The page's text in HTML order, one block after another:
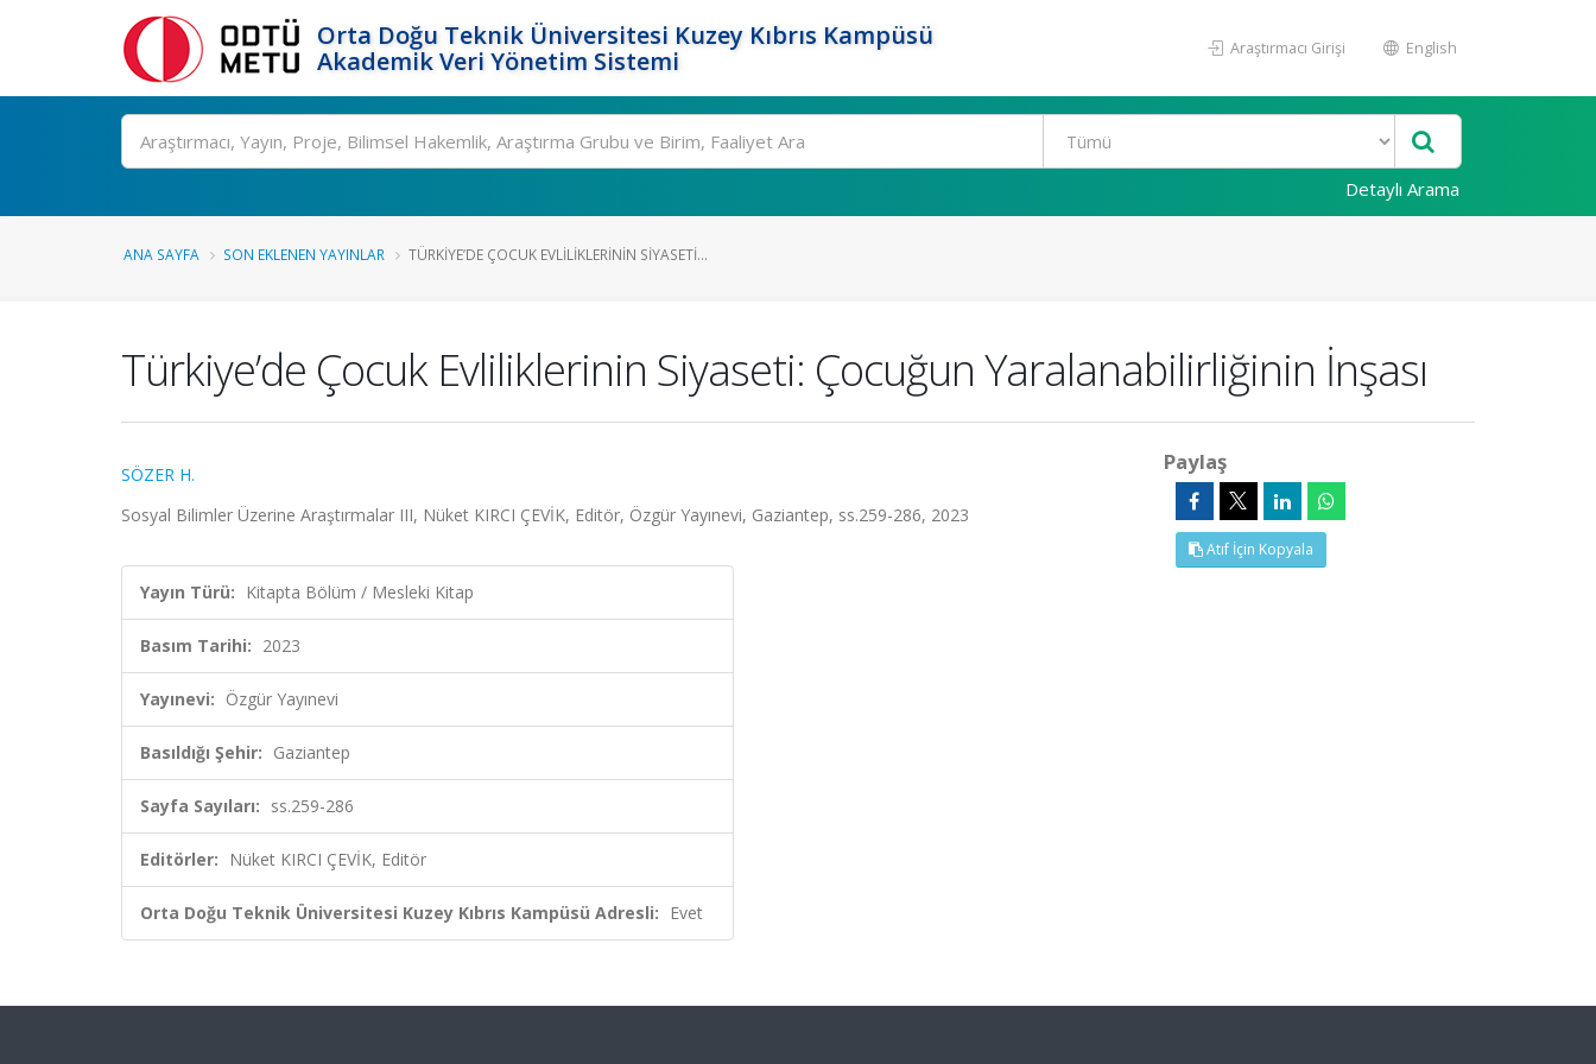
Orta Doğu Teknik Üniversitesi Kuzey Kıbrıs Kampüsü
Akademik Veri Yönetim Sistemi
Araştırmacı Girişi English
Ara
Detaylı Arama
ANA SAYFA SON EKLENEN YAYINLAR TÜRKIYE’DE ÇOCUK EVLILIKLERININ SIYASETI...
Türkiye’de Çocuk Evliliklerinin Siyaseti: Çocuğun Yaralanabilirliğinin İnşası
SÖZER H.
Sosyal Bilimler Üzerine Araştırmalar III, Nüket KIRCI ÇEVİK, Editör, Özgür Yayınevi, Gaziantep, ss.259-286, 2023
Yayın Türü: Kitapta Bölüm / Mesleki Kitap
Basım Tarihi: 2023
Yayınevi: Özgür Yayınevi
Basıldığı Şehir: Gaziantep
Sayfa Sayıları: ss.259-286
Editörler: Nüket KIRCI ÇEVİK, Editör
Orta Doğu Teknik Üniversitesi Kuzey Kıbrıs Kampüsü Adresli: Evet
Paylaş
Atıf İçin Kopyala